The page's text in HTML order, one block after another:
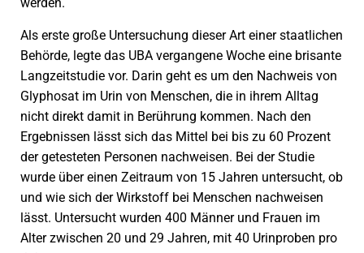
Als erste große Untersuchung dieser Art einer staatlichen
Behörde, legte das UBA vergangene Woche eine brisante
Langzeitstudie vor. Darin geht es um den Nachweis von
Glyphosat im Urin von Menschen, die in ihrem Alltag
nicht direkt damit in Berührung kommen. Nach den
Ergebnissen lässt sich das Mittel bei bis zu 60 Prozent
der getesteten Personen nachweisen. Bei der Studie
wurde über einen Zeitraum von 15 Jahren untersucht, ob
und wie sich der Wirkstoff bei Menschen nachweisen
lässt. Untersucht wurden 400 Männer und Frauen im
Alter zwischen 20 und 29 Jahren, mit 40 Urinproben pro